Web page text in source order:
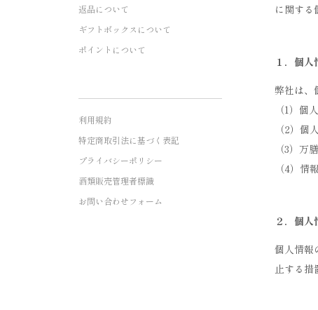
返品について
ギフトボックスについて
ポイントについて
利用規約
特定商取引法に基づく表記
プライバシーポリシー
酒類販売管理者標識
お問い合わせフォーム
に関す
１．個
弊社は、
（1）
（2）
（3）
（4）
２．個
個人情報
止する措